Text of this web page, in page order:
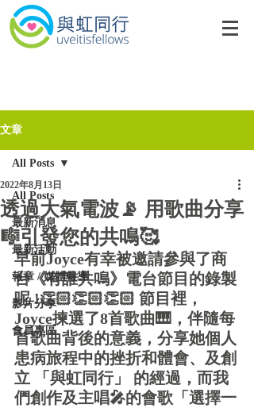
文章
All Posts
最新消息
最新活動
報章 / 媒體報導
影片分享
會員專區
All Posts
透過大氣電波📡 用歌曲分享
🎼引發您的共鳴🥰
2022年8月13日
早前Joyce有幸被邀請參與了商
台《有誰共鳴》電台節目的錄製
呢 !👏🏻👏🏻👏🏻 節目裡，
Joyce揀選了8首歌曲🎹，伴隨每
首歌曲背後的意義，分享她個人
患病旅程中的挫折和體會、及創
立 「與虹同行」 的經過，而我
們創作及主唱🎤的會歌「選擇一